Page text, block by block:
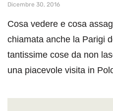
Dicembre 30, 2016
Cosa vedere e cosa
chiamata anche la Parigi
tantissime cose da non
una piacevole visita in